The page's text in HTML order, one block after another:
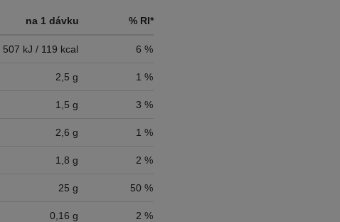
na 1 dávku % RI*
507 kJ / 119 kcal 6 %
2,5 g 1 %
1,5 g 3 %
2,6 g 1 %
1,8 g 2 %
25 g 50 %
0,16 g 2 %